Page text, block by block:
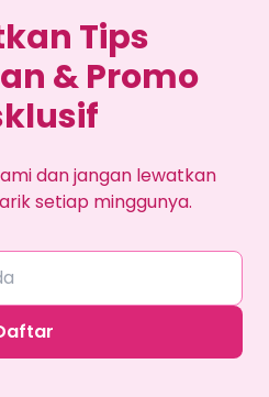
Tips
& Promo
dan jangan lewatkan
setiap minggunya.